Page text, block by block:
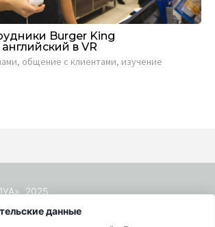
Burger King
в VR
общение с клиентами, изучение
данные
2025